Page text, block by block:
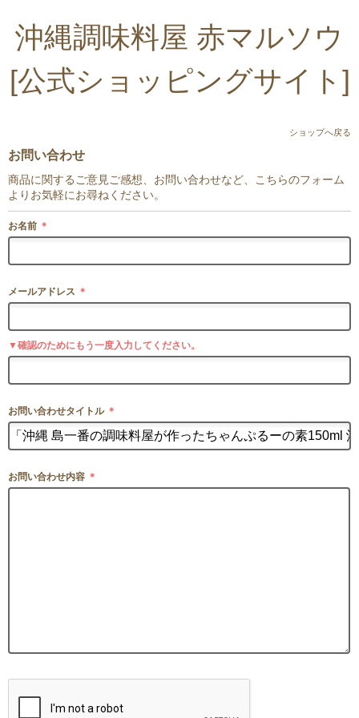
沖縄調味料屋 赤マルソウ
[公式ショッピングサイト]
ショップへ戻る
お問い合わせ
商品に関するご意見ご感想、お問い合わせなど、こちらのフォーム
よりお気軽にお尋ねください。
お名前 ＊
メールアドレス ＊
▼確認のためにもう一度入力してください。
お問い合わせタイトル ＊
お問い合わせ内容 ＊